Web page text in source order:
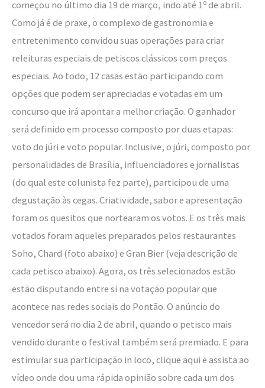
começou no último dia 19 de março, indo até 1º de abril.
Como já é de praxe, o complexo de gastronomia e
entretenimento convidou suas operações para criar
releituras especiais de petiscos clássicos com preços
especiais. Ao todo, 12 casas estão participando com
opções que podem ser apreciadas e votadas em um
concurso que irá apontar a melhor criação. O ganhador
será definido em processo composto por duas etapas:
voto do júri e voto popular. Inclusive, o júri, composto por
personalidades de Brasília, influenciadores e jornalistas
(do qual este colunista fez parte), participou de uma
degustação às cegas. Criatividade, sabor e apresentação
foram os quesitos que nortearam os votos. E os três mais
votados foram aqueles preparados pelos restaurantes
Soho, Chard (foto abaixo) e Gran Bier (veja descrição de
cada petisco abaixo). Agora, os três selecionados estão
estão disputando entre si na votação popular que
acontece nas redes sociais do Pontão. O anúncio do
vencedor será no dia 2 de abril, quando o petisco mais
vendido durante o festival também será premiado. E para
estimular sua participação in loco, clique aqui e assista ao
vídeo onde dou uma rápida opinião sobre cada um dos